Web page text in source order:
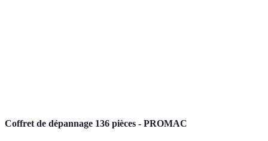
Coffret de dépannage 136 pièces - PROMAC